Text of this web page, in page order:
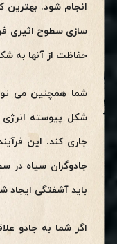
انجام شود. بهترین
سازی سطوح اثیری
حفاظت از آنها به
شما همچنین می
شکل پیوسته انرژی
جاری کند. این
جادوگران سیاه در
باید آشفتگی ایجاد
اگر شما به جادو